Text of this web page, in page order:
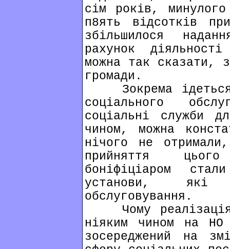
сім років,
п8ять відсотків
збільшилося
рахунок
можна так сказати,
громади.
Зокрема ідеться
соціального
соціальні служби
чином, можна
нічого не
прийняття
боніфіціаром
установи, які
обслуговування.
Чому реалізація
ніяким чином на
зосереджений на